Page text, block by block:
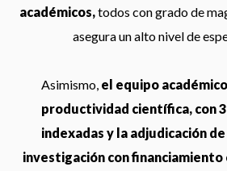
académicos,todos con grado de
asegura un alto nivel de
Asimismo, el equipo
productividad científica, con
indexadas y la adjudicación
investigación con financiamiento